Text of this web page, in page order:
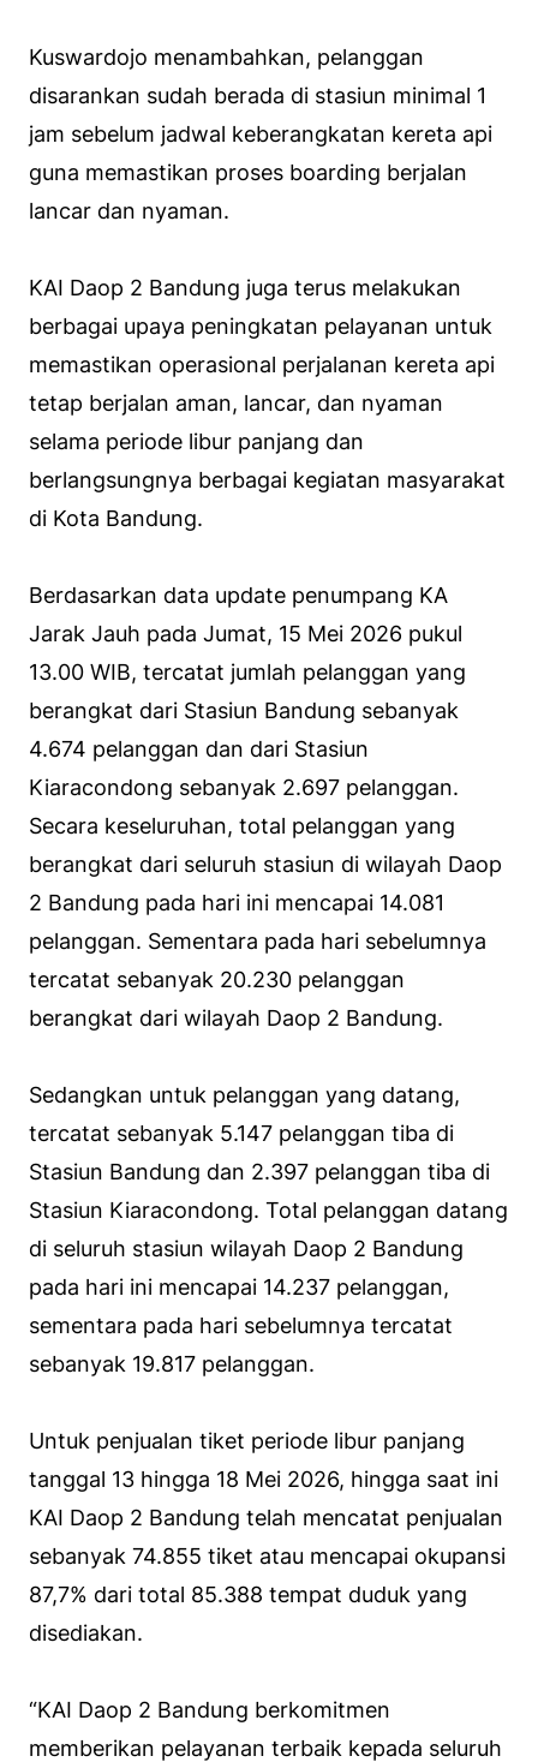
Kuswardojo menambahkan, pelanggan
disarankan sudah berada di stasiun minimal 1
jam sebelum jadwal keberangkatan kereta api
guna memastikan proses boarding berjalan
lancar dan nyaman.
KAI Daop 2 Bandung juga terus melakukan
berbagai upaya peningkatan pelayanan untuk
memastikan operasional perjalanan kereta api
tetap berjalan aman, lancar, dan nyaman
selama periode libur panjang dan
berlangsungnya berbagai kegiatan masyarakat
di Kota Bandung.
Berdasarkan data update penumpang KA
Jarak Jauh pada Jumat, 15 Mei 2026 pukul
13.00 WIB, tercatat jumlah pelanggan yang
berangkat dari Stasiun Bandung sebanyak
4.674 pelanggan dan dari Stasiun
Kiaracondong sebanyak 2.697 pelanggan.
Secara keseluruhan, total pelanggan yang
berangkat dari seluruh stasiun di wilayah Daop
2 Bandung pada hari ini mencapai 14.081
pelanggan. Sementara pada hari sebelumnya
tercatat sebanyak 20.230 pelanggan
berangkat dari wilayah Daop 2 Bandung.
Sedangkan untuk pelanggan yang datang,
tercatat sebanyak 5.147 pelanggan tiba di
Stasiun Bandung dan 2.397 pelanggan tiba di
Stasiun Kiaracondong. Total pelanggan datang
di seluruh stasiun wilayah Daop 2 Bandung
pada hari ini mencapai 14.237 pelanggan,
sementara pada hari sebelumnya tercatat
sebanyak 19.817 pelanggan.
Untuk penjualan tiket periode libur panjang
tanggal 13 hingga 18 Mei 2026, hingga saat ini
KAI Daop 2 Bandung telah mencatat penjualan
sebanyak 74.855 tiket atau mencapai okupansi
87,7% dari total 85.388 tempat duduk yang
disediakan.
“KAI Daop 2 Bandung berkomitmen
memberikan pelayanan terbaik kepada seluruh